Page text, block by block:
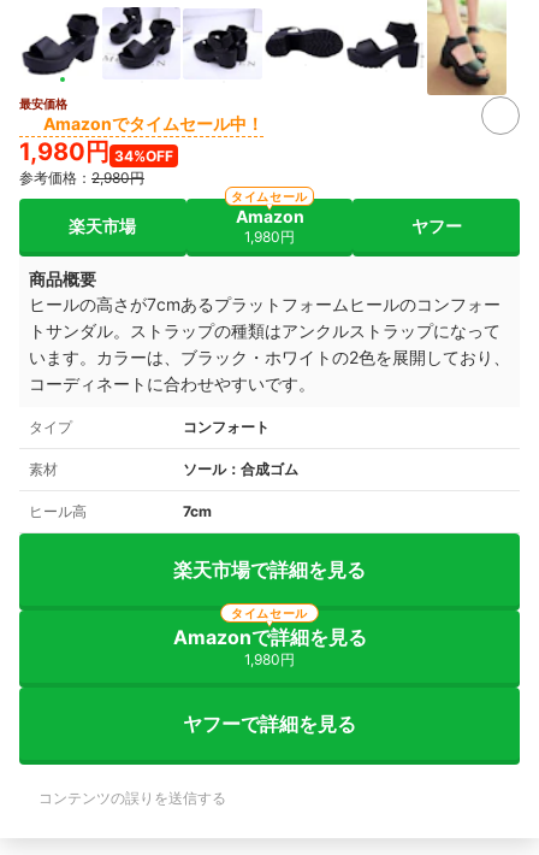
最安価格
Amazonでタイムセール中！
1,980円 34%OFF
参考価格： 2,980円
楽天市場 Amazon
1,980円
タイムセール
ヤフー
商品概要
ヒールの高さが7cmあるプラットフォームヒールのコンフォー
トサンダル。ストラップの種類はアンクルストラップになって
います。カラーは、ブラック・ホワイトの2色を展開しており、
コーディネートに合わせやすいです。
タイプ コンフォート
素材 ソール：合成ゴム
ヒール高 7cm
楽天市場で詳細を見る
Amazonで詳細を見る
1,980円
タイムセール
ヤフーで詳細を見る
コンテンツの誤りを送信する